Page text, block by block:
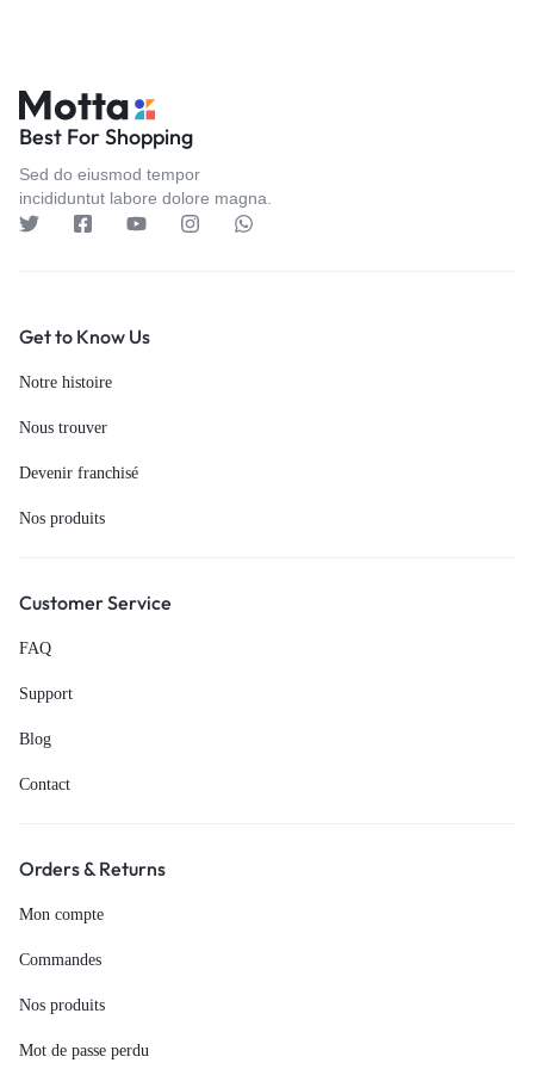
Best For Shopping
Sed do eiusmod tempor
incididuntut labore dolore magna.
Get to Know Us
Notre histoire
Nous trouver
Devenir franchisé
Nos produits
Customer Service
FAQ
Support
Blog
Contact
Orders & Returns
Mon compte
Commandes
Nos produits
Mot de passe perdu